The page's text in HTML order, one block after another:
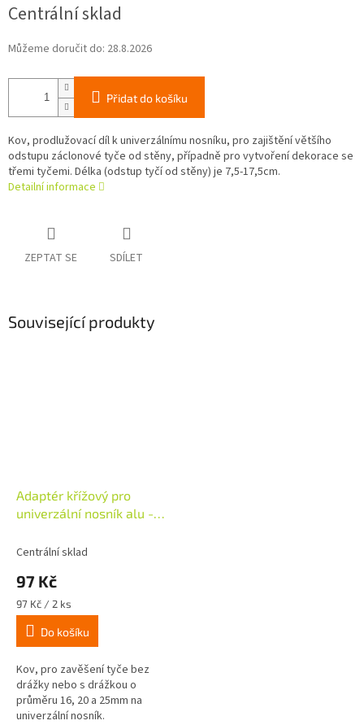
Centrální sklad
Můžeme doručit do: 28.8.2026
Přidat do košíku
Kov, prodlužovací díl k univerzálnímu nosníku, pro zajištění většího
odstupu záclonové tyče od stěny, případně pro vytvoření dekorace se
třemi tyčemi. Délka (odstup tyčí od stěny) je 7,5-17,5cm.
Detailní informace
ZEPTAT SE SDÍLET
Související produkty
Adaptér křížový pro
univerzální nosník alu -
Centrální sklad
97 Kč
Měrná
cena:
97 Kč / 2 ks
Do košíku
Kov, pro zavěšení tyče bez
drážky nebo s drážkou o
průměru 16, 20 a 25mm na
univerzální nosník.